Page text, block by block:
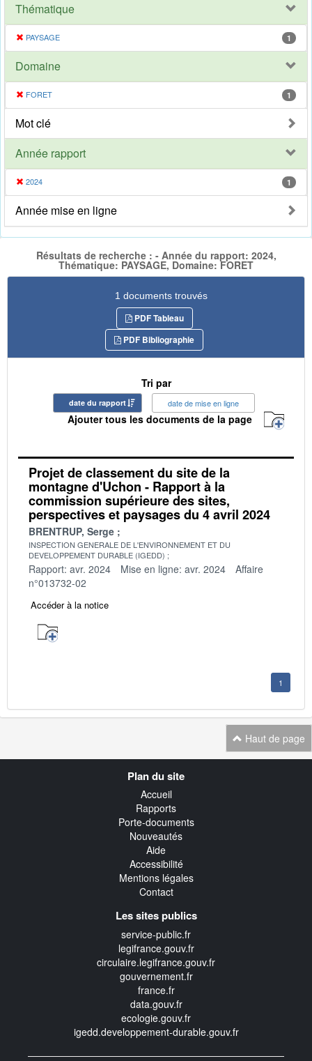
Thématique
PAYSAGE 1
Domaine
FORET 1
Mot clé
Année rapport
2024 1
Année mise en ligne
Résultats de recherche : - Année du rapport: 2024,
Thématique: PAYSAGE, Domaine: FORET
1 documents trouvés
PDF Tableau
PDF Bibliographie
Tri par
date du rapport date de mise en ligne
Ajouter tous les documents de la page
Projet de classement du site de la
montagne d'Uchon - Rapport à la
commission supérieure des sites,
perspectives et paysages du 4 avril 2024
BRENTRUP, Serge
INSPECTION GENERALE DE L'ENVIRONNEMENT ET DU
DEVELOPPEMENT DURABLE (IGEDD)
Rapport: avr. 2024 Mise en ligne: avr. 2024
Affaire
n°013732-02
Accéder à la notice
1
Haut de page
Plan du site
Accueil
Rapports
Porte-documents
Nouveautés
Aide
Accessibilité
Mentions légales
Contact
Les sites publics
service-public.fr
legifrance.gouv.fr
circulaire.legifrance.gouv.fr
gouvernement.fr
france.fr
data.gouv.fr
ecologie.gouv.fr
igedd.developpement-durable.gouv.fr